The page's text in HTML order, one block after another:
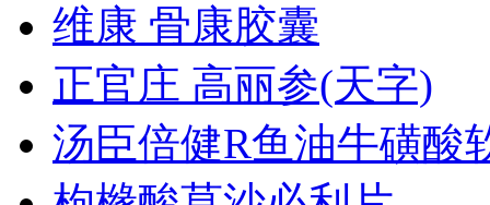
维康 骨康胶囊
正官庄 高丽参(天字)
汤臣倍健R鱼油牛磺酸